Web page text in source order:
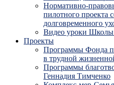
Нормативно-
пилотного проекта
долговременного
Видео уроки Школы
Проекты
Программы Фонда
в трудной
Программы
Геннадия Тимченко